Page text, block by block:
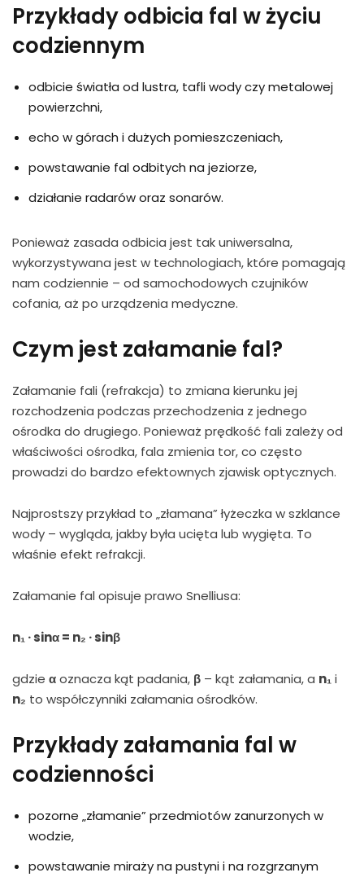
Przykłady odbicia fal w życiu
codziennym
odbicie światła od lustra, tafli wody czy metalowej
powierzchni,
echo w górach i dużych pomieszczeniach,
powstawanie fal odbitych na jeziorze,
działanie radarów oraz sonarów.
Ponieważ zasada odbicia jest tak uniwersalna,
wykorzystywana jest w technologiach, które pomagają
nam codziennie – od samochodowych czujników
cofania, aż po urządzenia medyczne.
Czym jest załamanie fal?
Załamanie fali (refrakcja) to zmiana kierunku jej
rozchodzenia podczas przechodzenia z jednego
ośrodka do drugiego. Ponieważ prędkość fali zależy od
właściwości ośrodka, fala zmienia tor, co często
prowadzi do bardzo efektownych zjawisk optycznych.
Najprostszy przykład to „złamana” łyżeczka w szklance
wody – wygląda, jakby była ucięta lub wygięta. To
właśnie efekt refrakcji.
Załamanie fal opisuje prawo Snelliusa:
n₁ · sinα = n₂ · sinβ
gdzie αoznacza kąt padania, β – kąt załamania, a n₁i
n₂ to współczynniki załamania ośrodków.
Przykłady załamania fal w
codzienności
pozorne „złamanie” przedmiotów zanurzonych w
wodzie,
powstawanie miraży na pustyni i na rozgrzanym